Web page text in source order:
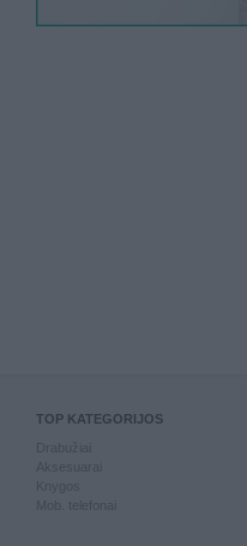
TOP KATEGORIJOS
Knygos
Mob. telefonai